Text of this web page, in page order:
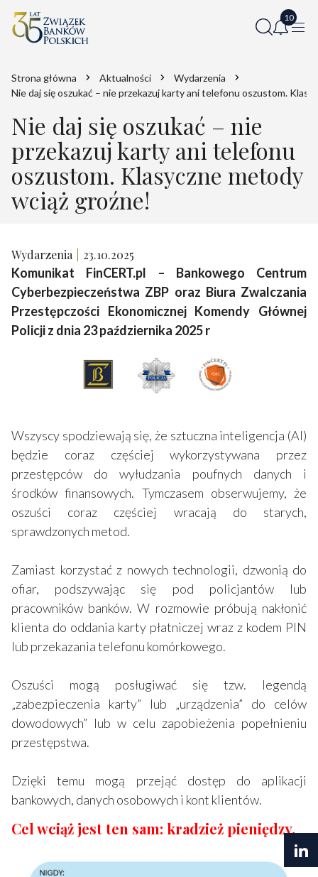
Strona główna Aktualności
Wydarzenia
Nie daj się oszukać – nie przekazuj karty ani telefonu oszustom.
Nie daj się oszukać – nie
przekazuj karty ani telefonu
oszustom. Klasyczne metody
wciąż groźne!
Wydarzenia 23.10.2025
Komunikat FinCERT.pl – Bankowego Centrum
Cyberbezpieczeństwa ZBP oraz Biura Zwalczania
Przestępczości Ekonomicznej Komendy Głównej
Policji z dnia 23 października 2025 r
Wszyscy spodziewają się, że sztuczna inteligencja (AI)
będzie coraz częściej wykorzystywana przez
przestępców do wyłudzania poufnych danych i
środków finansowych. Tymczasem obserwujemy, że
oszuści coraz częściej wracają do starych,
sprawdzonych metod.
Zamiast korzystać z nowych technologii, dzwonią do
ofiar, podszywając się pod policjantów lub
pracowników banków. W rozmowie próbują nakłonić
klienta do oddania karty płatniczej wraz z kodem PIN
lub przekazania telefonu komórkowego.
Oszuści mogą posługiwać się tzw. legendą
„zabezpieczenia karty” lub „urządzenia” do celów
dowodowych” lub w celu zapobieżenia popełnieniu
przestępstwa.
Dzięki temu mogą przejąć dostęp do aplikacji
bankowych, danych osobowych i kont klientów.
Cel wciąż jest ten sam: kradzież pieniędzy.